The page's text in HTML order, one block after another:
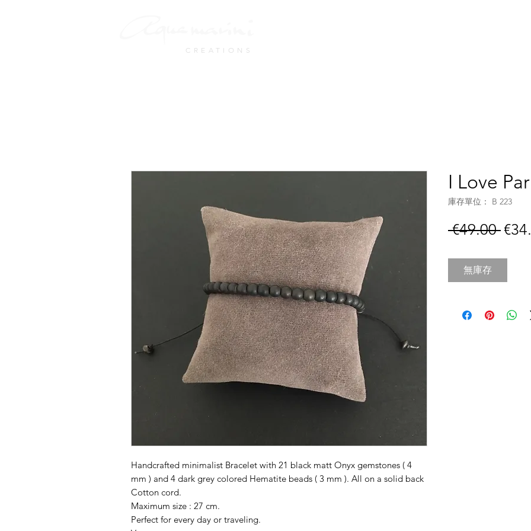
CREATIONS
Handcrafted minimalist Bracelet with 21 black matt Onyx gemstones ( 4
mm ) and 4 dark grey colored Hematite beads ( 3 mm ). All on a solid back
Cotton cord.
Maximum size : 27 cm.
Perfect for every day or traveling.
I Love
庫存單位： B 223
€49.00 一
格
無庫存